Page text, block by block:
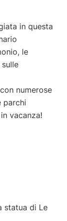
in questa
le
numerose
parchi
vacanza!
statua di Le